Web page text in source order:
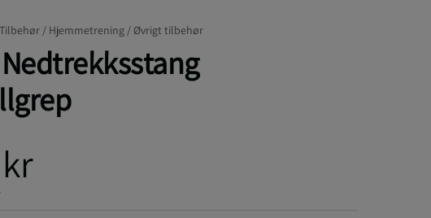
/ Hjemmetrening / Øvrigt tilbehør